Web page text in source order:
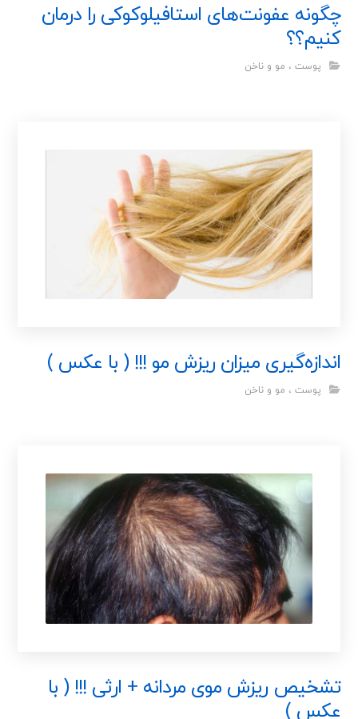
چگونه عفونت‌های استافیلوکوکی را درمان
کنیم؟؟
پوست ، مو و ناخن
اندازه‌گیری میزان ریزش مو !!! ( با عکس )
پوست ، مو و ناخن
تشخیص ریزش موی مردانه + ارثی !!! ( با
عکس )